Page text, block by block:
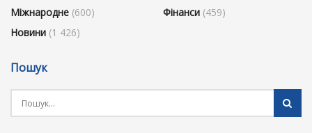
Міжнародне (600)
Новини (1 426)
Фінанси (459)
Пошук